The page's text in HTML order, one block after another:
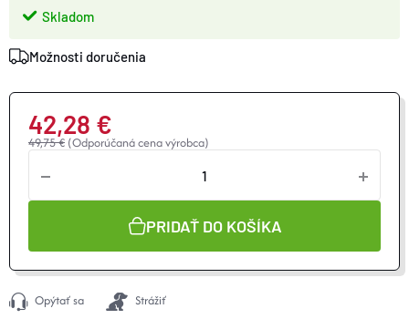
Skladom
Možnosti doručenia
49,75 € (Odporúčaná cena výrobca)
42,28 €
Jednotková
PRIDAŤ DO KOŠÍKA
Opýtať sa Strážiť